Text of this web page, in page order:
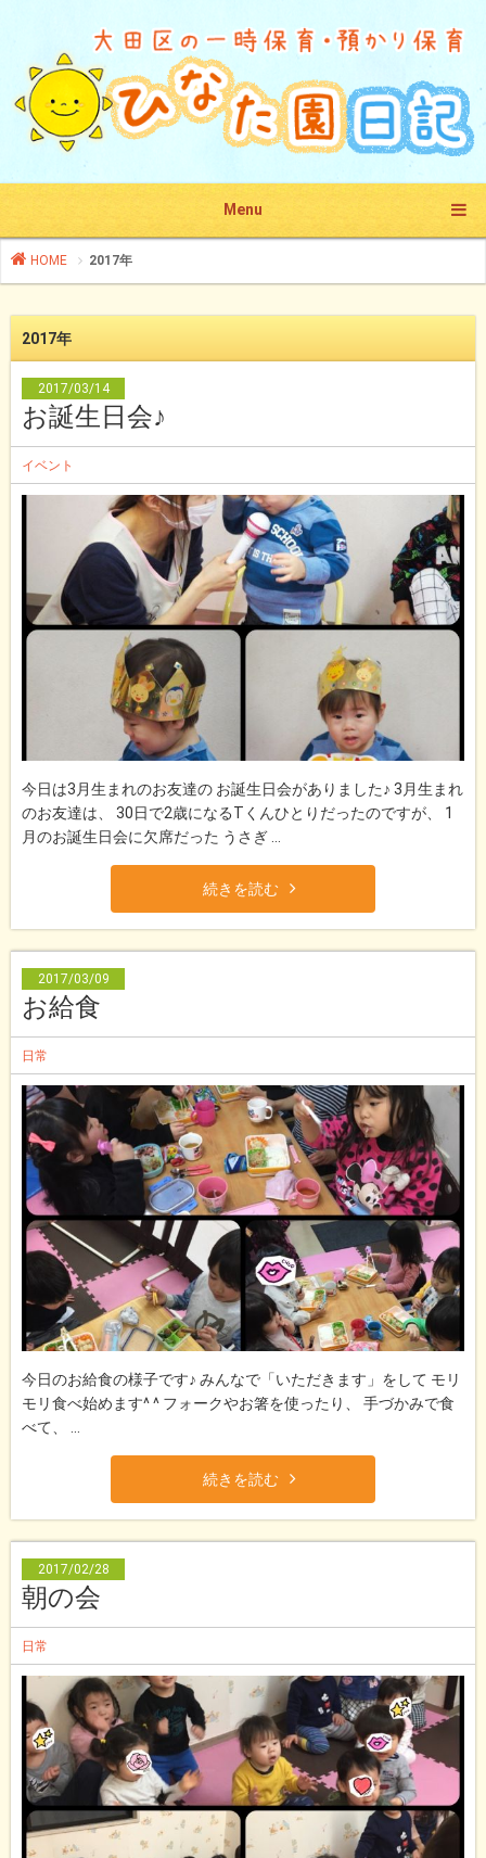
Menu
HOME 2017年
2017年
2017/03/14
お誕生日会♪
イベント
今日は3月生まれのお友達の お誕生日会がありました♪ 3月生まれ
のお友達は、 30日で2歳になるTくんひとりだったのですが、 1
月のお誕生日会に欠席だった うさぎ ...
続きを読む
2017/03/09
お給食
日常
今日のお給食の様子です♪ みんなで「いただきます」をして モリ
モリ食べ始めます^ ^ フォークやお箸を使ったり、 手づかみで食
べて、 ...
続きを読む
2017/02/28
朝の会
日常